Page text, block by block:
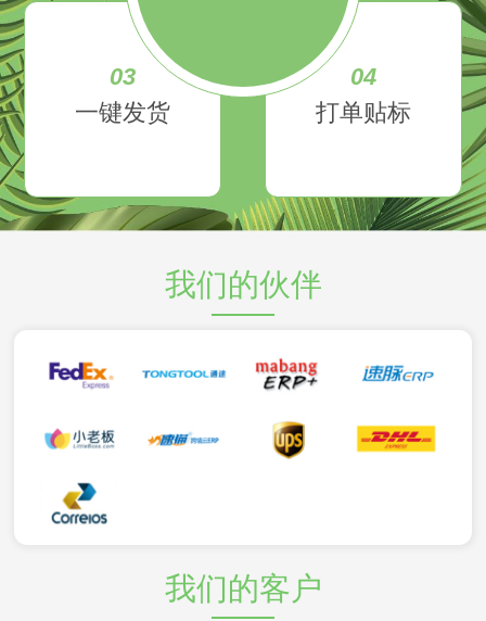
03
一键发货
04
打单贴标
我们的伙伴
我们的客户